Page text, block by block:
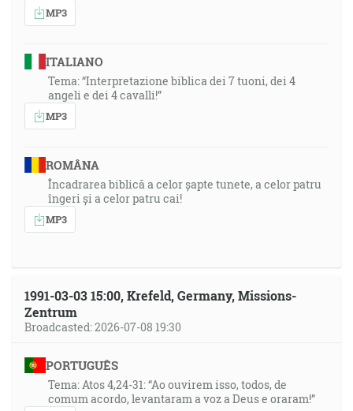
MP3
ITALIANO
Tema: “Interpretazione biblica dei 7 tuoni, dei 4
angeli e dei 4 cavalli!”
MP3
ROMÂNA
Încadrarea biblică a celor șapte tunete, a celor patru
îngeri și a celor patru cai!
MP3
1991-03-03 15:00, Krefeld, Germany, Missions-
Zentrum
Broadcasted: 2026-07-08 19:30
PORTUGUÊS
Tema: Atos 4,24-31: “Ao ouvirem isso, todos, de
comum acordo, levantaram a voz a Deus e oraram!”